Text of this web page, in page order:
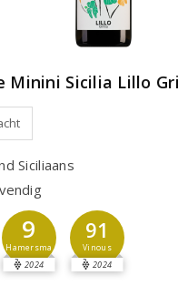
Minini Sicilia Lillo
Siciliaans
9
Hamersma
2024
91
Vinous
2024